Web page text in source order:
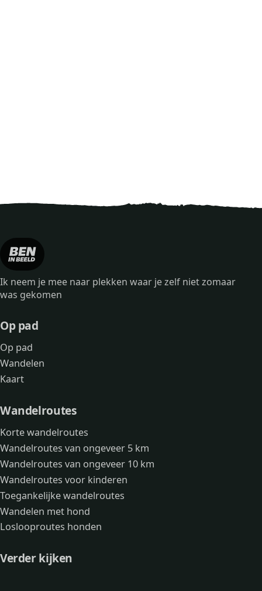
Ik neem je mee naar plekken waar je zelf niet zomaar
was gekomen
Op pad
Op pad
Wandelen
Kaart
Wandelroutes
Korte wandelroutes
Wandelroutes van ongeveer 5 km
Wandelroutes van ongeveer 10 km
Wandelroutes voor kinderen
Toegankelijke wandelroutes
Wandelen met hond
Loslooproutes honden
Verder kijken